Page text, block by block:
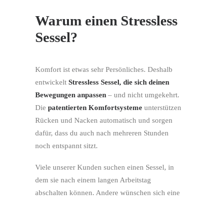
Warum einen Stressless
Sessel?
Komfort ist etwas sehr Persönliches. Deshalb
entwickelt Stressless Sessel, die sich deinen
Bewegungen anpassen – und nicht umgekehrt.
Die patentierten Komfortsysteme unterstützen
Rücken und Nacken automatisch und sorgen
dafür, dass du auch nach mehreren Stunden
noch entspannt sitzt.
Viele unserer Kunden suchen einen Sessel, in
dem sie nach einem langen Arbeitstag
abschalten können. Andere wünschen sich eine